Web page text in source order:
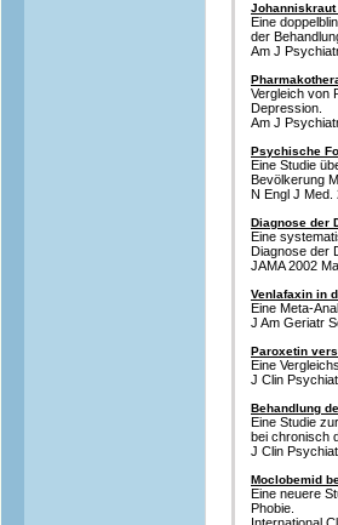
Johanniskraut
Eine
der
Am J
Vergleich von
Depression.
Am J
Psychische
Eine Studie
Bevölkerung
N Engl J Med.
Diagnose der
Eine
Diagnose der
JAMA 2002
Venlafaxin in
Eine Meta-
J Am Geriatr
Paroxetin
Eine
J Clin
Behandlung
Eine Studie
bei chronisch
J Clin
Moclobemid
Eine neuere
Phobie.